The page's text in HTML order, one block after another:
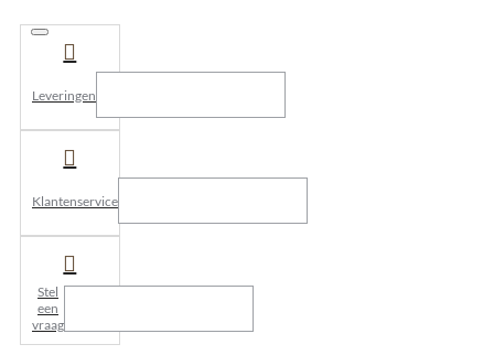
Leveringen
Klantenservice
Stel
een
vraag